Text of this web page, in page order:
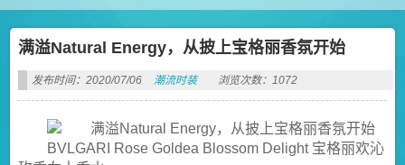
满溢Natural Energy，从披上宝格丽香氛开始
发布时间：2020/07/06 潮流时装 浏览次数：1072
BVLGARI Rose Goldea Blossom Delight 宝格丽欢沁